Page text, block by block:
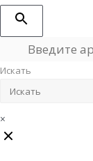
Искать
×